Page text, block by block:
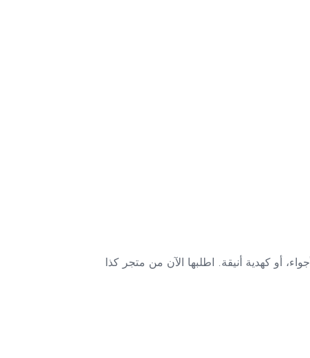
أو كهدية أنيقة. اطلبها الآن من متجر كذا